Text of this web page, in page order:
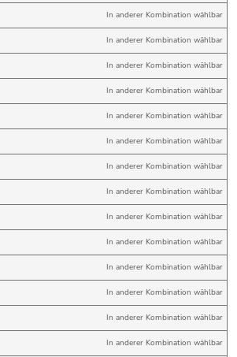
In anderer Kombination wählbar
In anderer Kombination wählbar
In anderer Kombination wählbar
In anderer Kombination wählbar
In anderer Kombination wählbar
In anderer Kombination wählbar
In anderer Kombination wählbar
In anderer Kombination wählbar
In anderer Kombination wählbar
In anderer Kombination wählbar
In anderer Kombination wählbar
In anderer Kombination wählbar
In anderer Kombination wählbar
In anderer Kombination wählbar